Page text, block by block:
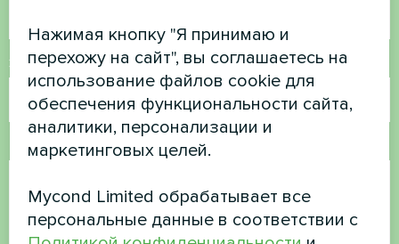
Электронная почта
Комментарий
Нажимая кнопку "Я принимаю и
перехожу на сайт", вы соглашаетесь на
использование файлов cookie для
обеспечения функциональности сайта,
аналитики, персонализации и
маркетинговых целей.
Mycond Limited обрабатывает все
персональные данные в соответствии с